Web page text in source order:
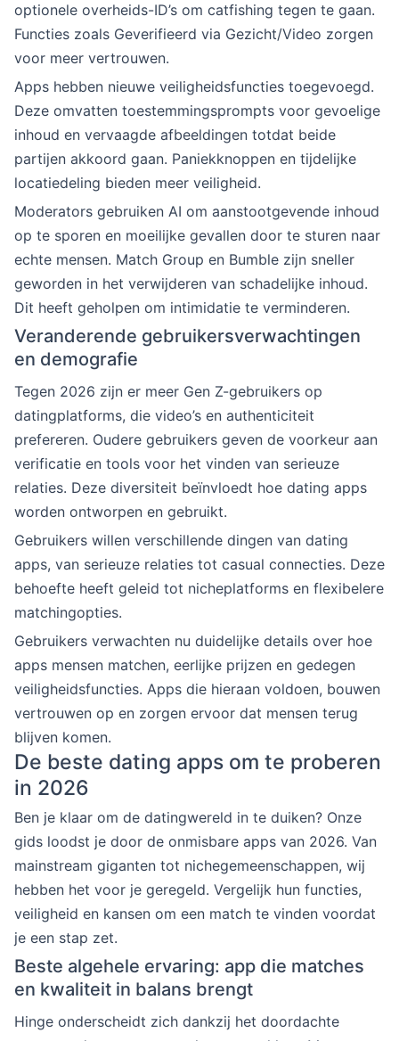
optionele overheids-ID’s om catfishing tegen te gaan.
Functies zoals Geverifieerd via Gezicht/Video zorgen
voor meer vertrouwen.
Apps hebben nieuwe veiligheidsfuncties toegevoegd.
Deze omvatten toestemmingsprompts voor gevoelige
inhoud en vervaagde afbeeldingen totdat beide
partijen akkoord gaan. Paniekknoppen en tijdelijke
locatiedeling bieden meer veiligheid.
Moderators gebruiken AI om aanstootgevende inhoud
op te sporen en moeilijke gevallen door te sturen naar
echte mensen. Match Group en Bumble zijn sneller
geworden in het verwijderen van schadelijke inhoud.
Dit heeft geholpen om intimidatie te verminderen.
Veranderende gebruikersverwachtingen
en demografie
Tegen 2026 zijn er meer Gen Z-gebruikers op
datingplatforms, die video’s en authenticiteit
prefereren. Oudere gebruikers geven de voorkeur aan
verificatie en tools voor het vinden van serieuze
relaties. Deze diversiteit beïnvloedt hoe dating apps
worden ontworpen en gebruikt.
Gebruikers willen verschillende dingen van dating
apps, van serieuze relaties tot casual connecties. Deze
behoefte heeft geleid tot nicheplatforms en flexibelere
matchingopties.
Gebruikers verwachten nu duidelijke details over hoe
apps mensen matchen, eerlijke prijzen en gedegen
veiligheidsfuncties. Apps die hieraan voldoen, bouwen
vertrouwen op en zorgen ervoor dat mensen terug
blijven komen.
De beste dating apps om te proberen
in 2026
Ben je klaar om de datingwereld in te duiken? Onze
gids loodst je door de onmisbare apps van 2026. Van
mainstream giganten tot nichegemeenschappen, wij
hebben het voor je geregeld. Vergelijk hun functies,
veiligheid en kansen om een match te vinden voordat
je een stap zet.
Beste algehele ervaring: app die matches
en kwaliteit in balans brengt
Hinge onderscheidt zich dankzij het doordachte